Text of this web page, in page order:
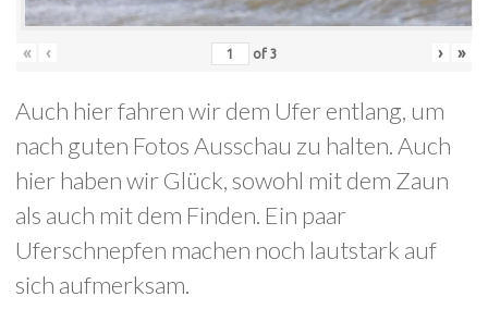
« ‹ of 3 › »
Auch hier fahren wir dem Ufer entlang, um
nach guten Fotos Ausschau zu halten. Auch
hier haben wir Glück, sowohl mit dem Zaun
als auch mit dem Finden. Ein paar
Uferschnepfen machen noch lautstark auf
sich aufmerksam.